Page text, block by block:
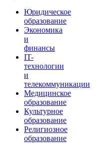
Юридическое
образование
Экономика
и
финансы
IT-
технологии
и
телекоммуникации
Медицинское
образование
Культурное
образование
Религиозное
образование